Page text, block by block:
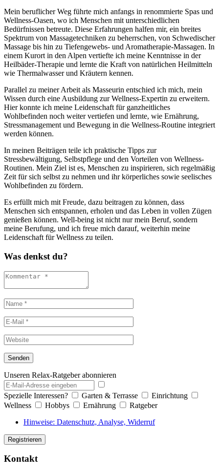
Mein beruflicher Weg führte mich anfangs in renommierte Spas und
Wellness-Oasen, wo ich Menschen mit unterschiedlichen
Bedürfnissen betreute. Diese Erfahrungen halfen mir, ein breites
Spektrum von Massagetechniken zu beherrschen, von Schwedischer
Massage bis hin zu Tiefengewebs- und Aromatherapie-Massagen. In
einem Kurort in den Alpen vertiefte ich meine Kenntnisse in der
Heilbäder-Therapie und lernte die Kraft von natürlichen Heilmitteln
wie Thermalwasser und Kräutern kennen.
Parallel zu meiner Arbeit als Masseurin entschied ich mich, mein
Wissen durch eine Ausbildung zur Wellness-Expertin zu erweitern.
Hier konnte ich meine Leidenschaft für ganzheitliches
Wohlbefinden noch weiter vertiefen und lernte, wie Ernährung,
Stressmanagement und Bewegung in die Wellness-Routine integriert
werden können.
In meinen Beiträgen teile ich praktische Tipps zur
Stressbewältigung, Selbstpflege und den Vorteilen von Wellness-
Routinen. Mein Ziel ist es, Menschen zu inspirieren, sich regelmäßig
Zeit für sich selbst zu nehmen und ihr körperliches sowie seelisches
Wohlbefinden zu fördern.
Es erfüllt mich mit Freude, dazu beitragen zu können, dass
Menschen sich entspannen, erholen und das Leben in vollen Zügen
genießen können. Well-being ist nicht nur mein Beruf, sondern
meine Berufung, und ich freue mich darauf, weiterhin meine
Leidenschaft für Wellness zu teilen.
Was denkst du?
Unseren Relax-Ratgeber abonnieren
Spezielle Interessen? Garten & Terrasse
Einrichtung
Wellness
Hobbys Ernährung
Ratgeber
Hinweise: Datenschutz, Analyse, Widerruf
Kontakt